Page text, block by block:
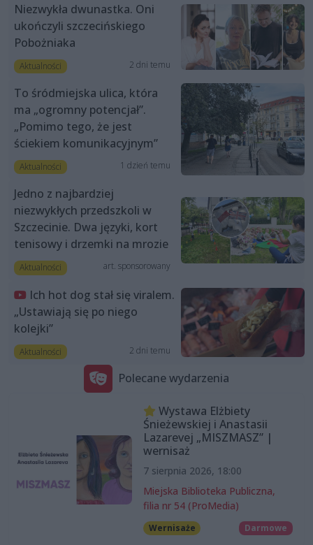
Niezwykła dwunastka. Oni
ukończyli szczecińskiego
Pobożniaka
Aktualności 2 dni temu
To śródmiejska ulica, która
ma „ogromny potencjał”.
„Pomimo tego, że jest
ściekiem komunikacyjnym”
Aktualności 1 dzień temu
Jedno z najbardziej
niezwykłych przedszkoli w
Szczecinie. Dwa języki, kort
tenisowy i drzemki na mrozie
Aktualności art. sponsorowany
Ich hot dog stał się viralem.
„Ustawiają się po niego
kolejki”
Aktualności 2 dni temu
Polecane wydarzenia
Wystawa Elżbiety
Śnieżewskiej i Anastasii
Lazarevej „MISZMASZ” |
wernisaż
7 sierpnia 2026, 18:00
Miejska Biblioteka Publiczna,
filia nr 54 (ProMedia)
Wernisaże Darmowe